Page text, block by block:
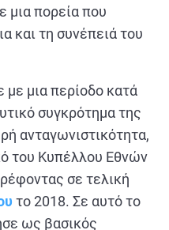
μια πορεία που
και τη συνέπειά του
μια περίοδο κατά
συγκρότημα της
ανταγωνιστικότητα,
του Κυπέλλου Εθνών
σε τελική
το 2018. Σε αυτό το
ως βασικός